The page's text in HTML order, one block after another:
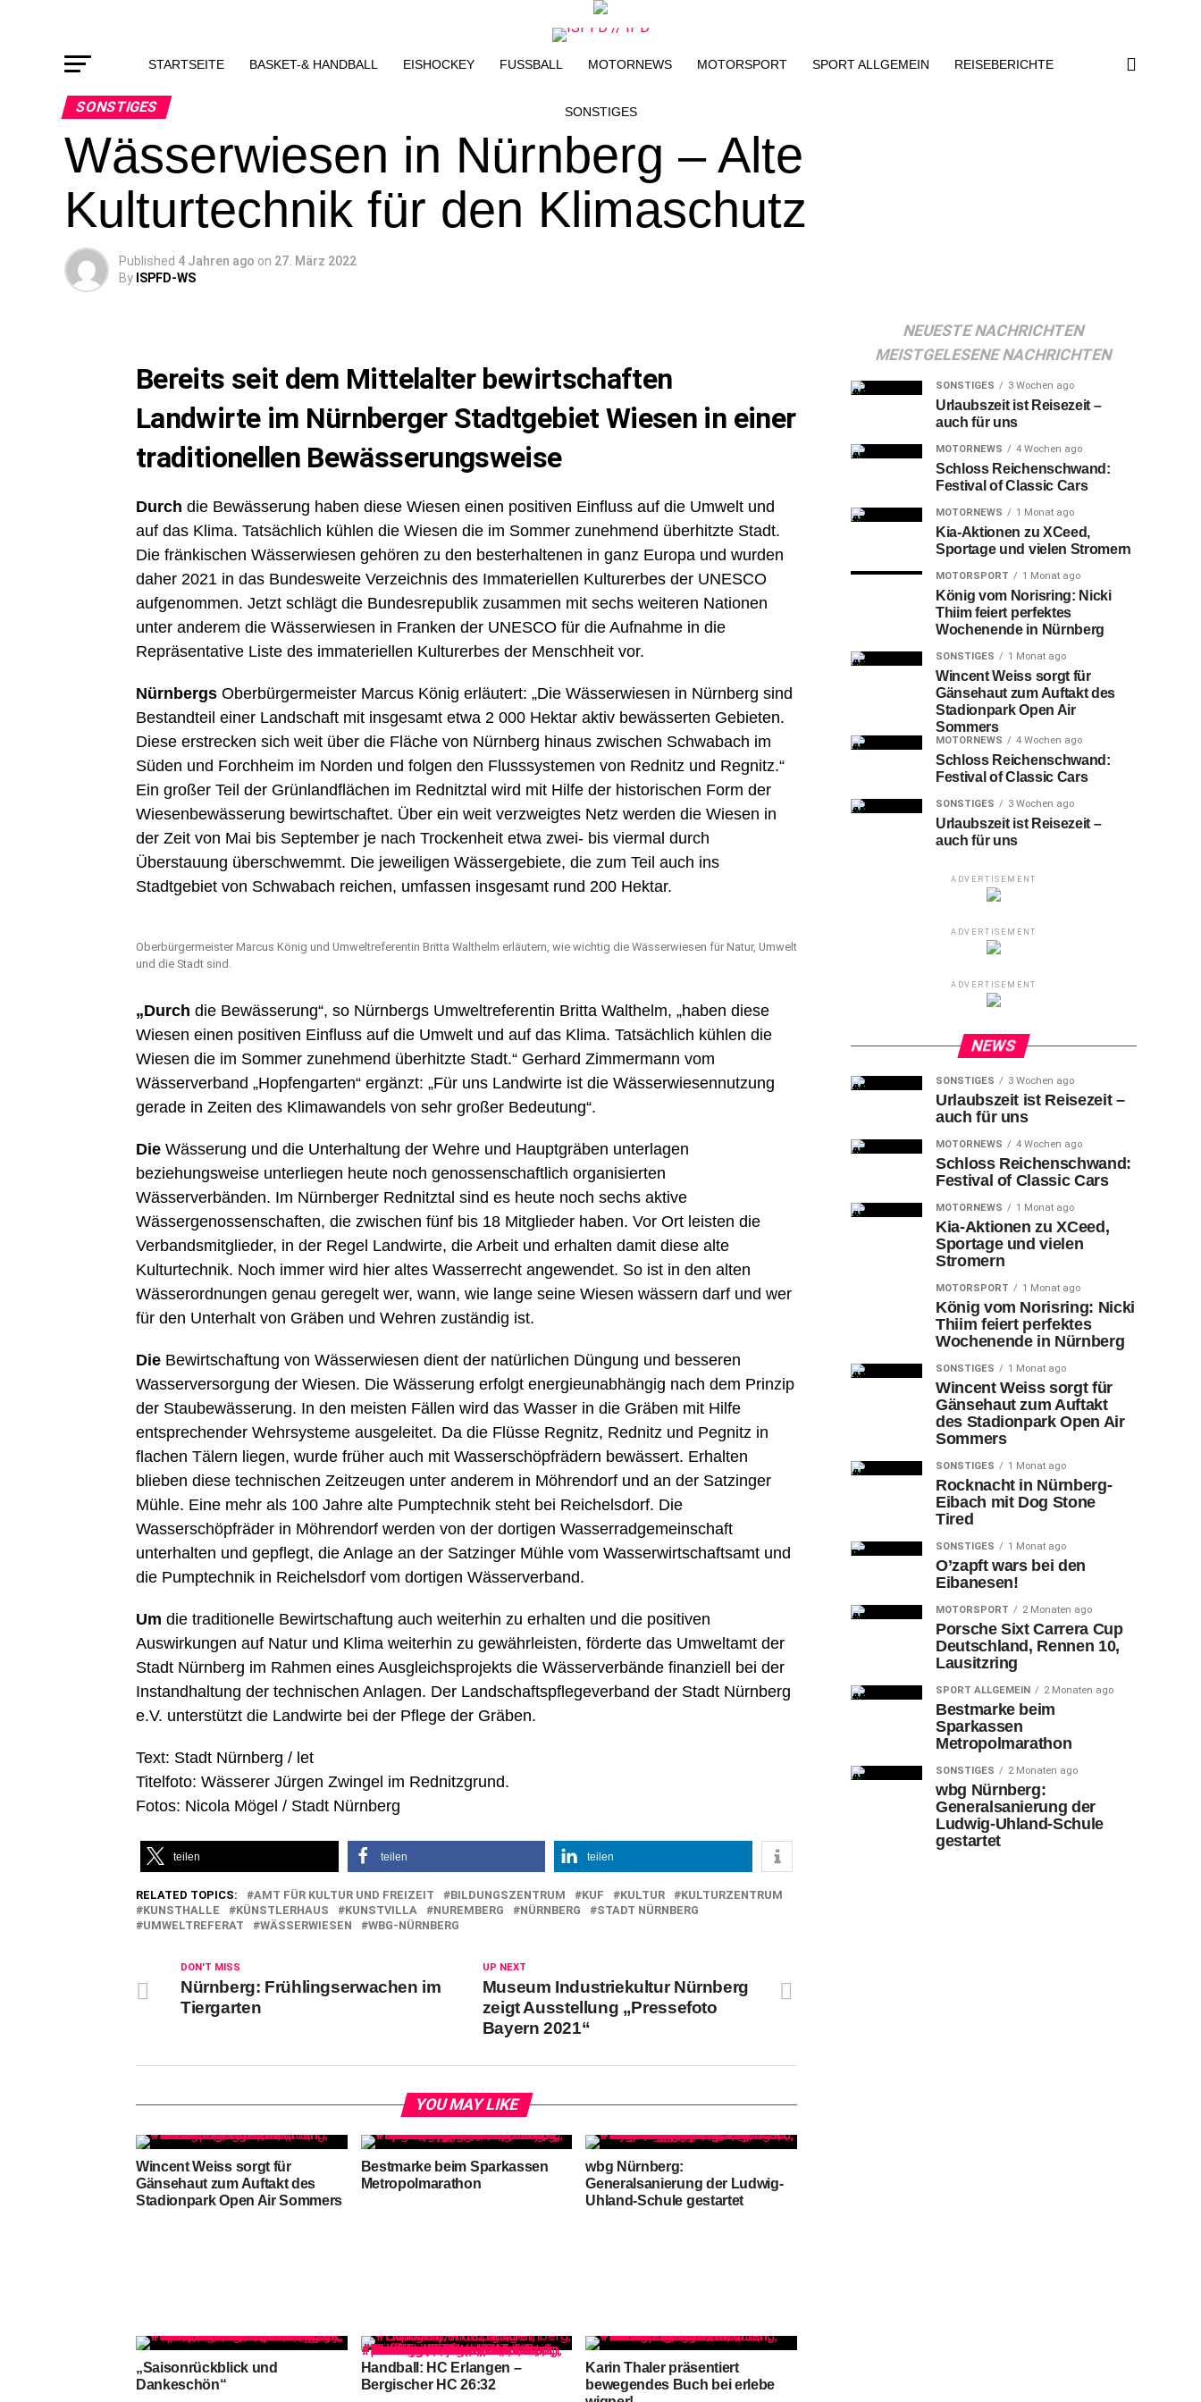
STARTSEITE BASKET-& HANDBALL EISHOCKEY FUSSBALL MOTORNEWS MOTORSPORT SPORT ALLGEMEIN REISEBERICHTE
SONSTIGES
SONSTIGES
Wässerwiesen in Nürnberg – Alte
Kulturtechnik für den Klimaschutz
Published 4 Jahren ago on 27. März 2022
By ISPFD-WS
Bereits seit dem Mittelalter bewirtschaften
Landwirte im Nürnberger Stadtgebiet Wiesen in einer
traditionellen Bewässerungsweise
Durch die Bewässerung haben diese Wiesen einen positiven Einfluss auf die Umwelt und
auf das Klima. Tatsächlich kühlen die Wiesen die im Sommer zunehmend überhitzte Stadt.
Die fränkischen Wässerwiesen gehören zu den besterhaltenen in ganz Europa und wurden
daher 2021 in das Bundesweite Verzeichnis des Immateriellen Kulturerbes der UNESCO
aufgenommen. Jetzt schlägt die Bundesrepublik zusammen mit sechs weiteren Nationen
unter anderem die Wässerwiesen in Franken der UNESCO für die Aufnahme in die
Repräsentative Liste des immateriellen Kulturerbes der Menschheit vor.
Nürnbergs Oberbürgermeister Marcus König erläutert: „Die Wässerwiesen in Nürnberg sind
Bestandteil einer Landschaft mit insgesamt etwa 2 000 Hektar aktiv bewässerten Gebieten.
Diese erstrecken sich weit über die Fläche von Nürnberg hinaus zwischen Schwabach im
Süden und Forchheim im Norden und folgen den Flusssystemen von Rednitz und Regnitz.“
Ein großer Teil der Grünlandflächen im Rednitztal wird mit Hilfe der historischen Form der
Wiesenbewässerung bewirtschaftet. Über ein weit verzweigtes Netz werden die Wiesen in
der Zeit von Mai bis September je nach Trockenheit etwa zwei- bis viermal durch
Überstauung überschwemmt. Die jeweiligen Wässergebiete, die zum Teil auch ins
Stadtgebiet von Schwabach reichen, umfassen insgesamt rund 200 Hektar.
Oberbürgermeister Marcus König und Umweltreferentin Britta Walthelm erläutern, wie wichtig die Wässerwiesen für Natur, Umwelt
und die Stadt sind.
„Durch die Bewässerung“, so Nürnbergs Umweltreferentin Britta Walthelm, „haben diese
Wiesen einen positiven Einfluss auf die Umwelt und auf das Klima. Tatsächlich kühlen die
Wiesen die im Sommer zunehmend überhitzte Stadt.“ Gerhard Zimmermann vom
Wässerverband „Hopfengarten“ ergänzt: „Für uns Landwirte ist die Wässerwiesennutzung
gerade in Zeiten des Klimawandels von sehr großer Bedeutung“.
Die Wässerung und die Unterhaltung der Wehre und Hauptgräben unterlagen
beziehungsweise unterliegen heute noch genossenschaftlich organisierten
Wässerverbänden. Im Nürnberger Rednitztal sind es heute noch sechs aktive
Wässergenossenschaften, die zwischen fünf bis 18 Mitglieder haben. Vor Ort leisten die
Verbandsmitglieder, in der Regel Landwirte, die Arbeit und erhalten damit diese alte
Kulturtechnik. Noch immer wird hier altes Wasserrecht angewendet. So ist in den alten
Wässerordnungen genau geregelt wer, wann, wie lange seine Wiesen wässern darf und wer
für den Unterhalt von Gräben und Wehren zuständig ist.
Die Bewirtschaftung von Wässerwiesen dient der natürlichen Düngung und besseren
Wasserversorgung der Wiesen. Die Wässerung erfolgt energieunabhängig nach dem Prinzip
der Staubewässerung. In den meisten Fällen wird das Wasser in die Gräben mit Hilfe
entsprechender Wehrsysteme ausgeleitet. Da die Flüsse Regnitz, Rednitz und Pegnitz in
flachen Tälern liegen, wurde früher auch mit Wasserschöpfrädern bewässert. Erhalten
blieben diese technischen Zeitzeugen unter anderem in Möhrendorf und an der Satzinger
Mühle. Eine mehr als 100 Jahre alte Pumptechnik steht bei Reichelsdorf. Die
Wasserschöpfräder in Möhrendorf werden von der dortigen Wasserradgemeinschaft
unterhalten und gepflegt, die Anlage an der Satzinger Mühle vom Wasserwirtschaftsamt und
die Pumptechnik in Reichelsdorf vom dortigen Wässerverband.
Um die traditionelle Bewirtschaftung auch weiterhin zu erhalten und die positiven
Auswirkungen auf Natur und Klima weiterhin zu gewährleisten, förderte das Umweltamt der
Stadt Nürnberg im Rahmen eines Ausgleichsprojekts die Wässerverbände finanziell bei der
Instandhaltung der technischen Anlagen. Der Landschaftspflegeverband der Stadt Nürnberg
e.V. unterstützt die Landwirte bei der Pflege der Gräben.
Text: Stadt Nürnberg / let
Titelfoto: Wässerer Jürgen Zwingel im Rednitzgrund.
Fotos: Nicola Mögel / Stadt Nürnberg
teilen teilen teilen
RELATED TOPICS: AMT FÜR KULTUR UND FREIZEIT BILDUNGSZENTRUM KUF KULTUR
KULTURZENTRUM
KUNSTHALLE
KÜNSTLERHAUS KUNSTVILLA NUREMBERG NÜRNBERG
STADT NÜRNBERG
UMWELTREFERAT
WÄSSERWIESEN WBG-NÜRNBERG
UP NEXT
Museum Industriekultur Nürnberg
zeigt Ausstellung „Pressefoto
Bayern 2021“
DON'T MISS
Nürnberg: Frühlingserwachen im
Tiergarten
YOU MAY LIKE
Wincent Weiss sorgt für
Gänsehaut zum Auftakt des
Stadionpark Open Air Sommers
Bestmarke beim Sparkassen
Metropolmarathon
wbg Nürnberg:
Generalsanierung der Ludwig-
Uhland-Schule gestartet
„Saisonrückblick und
Dankeschön“
Handball: HC Erlangen –
Bergischer HC 26:32
Karin Thaler präsentiert
bewegendes Buch bei erlebe
NEUESTE NACHRICHTEN
MEISTGELESENE NACHRICHTEN
SONSTIGES 3 Wochen ago
Urlaubszeit ist Reisezeit –
auch für uns
MOTORNEWS 4 Wochen ago
Schloss Reichenschwand:
Festival of Classic Cars
MOTORNEWS 1 Monat ago
Kia-Aktionen zu XCeed,
Sportage und vielen Stromern
MOTORSPORT 1 Monat ago
König vom Norisring: Nicki
Thiim feiert perfektes
Wochenende in Nürnberg
SONSTIGES 1 Monat ago
Wincent Weiss sorgt für
Gänsehaut zum Auftakt des
Stadionpark Open Air
Sommers
MOTORNEWS 4 Wochen ago
Schloss Reichenschwand:
Festival of Classic Cars
SONSTIGES 3 Wochen ago
Urlaubszeit ist Reisezeit –
auch für uns
ADVERTISEMENT
ADVERTISEMENT
ADVERTISEMENT
NEWS
SONSTIGES 3 Wochen ago
Urlaubszeit ist Reisezeit –
auch für uns
MOTORNEWS 4 Wochen ago
Schloss Reichenschwand:
Festival of Classic Cars
MOTORNEWS 1 Monat ago
Kia-Aktionen zu XCeed,
Sportage und vielen
Stromern
MOTORSPORT 1 Monat ago
König vom Norisring: Nicki
Thiim feiert perfektes
Wochenende in Nürnberg
SONSTIGES 1 Monat ago
Wincent Weiss sorgt für
Gänsehaut zum Auftakt
des Stadionpark Open Air
Sommers
SONSTIGES 1 Monat ago
Rocknacht in Nürnberg-
Eibach mit Dog Stone
Tired
SONSTIGES 1 Monat ago
O’zapft wars bei den
Eibanesen!
MOTORSPORT 2 Monaten ago
Porsche Sixt Carrera Cup
Deutschland, Rennen 10,
Lausitzring
SPORT ALLGEMEIN 2 Monaten ago
Bestmarke beim
Sparkassen
Metropolmarathon
SONSTIGES 2 Monaten ago
wbg Nürnberg:
Generalsanierung der
Ludwig-Uhland-Schule
gestartet